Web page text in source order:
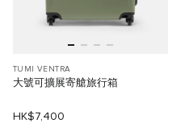
TUMI VENTRA
大號可擴展寄艙旅行箱
HK$7,400